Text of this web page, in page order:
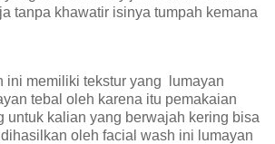
tanpa khawatir isinya tumpah kemana
ini memiliki tekstur yang lumayan
tebal oleh karena itu pemakaian
untuk kalian yang berwajah kering bisa
oleh facial wash ini lumayan